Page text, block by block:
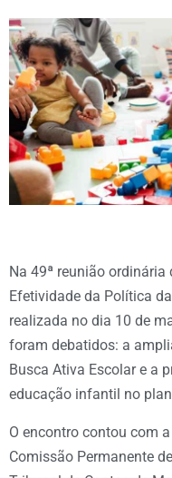
Na 49ª reunião
Efetividade da Política
realizada no dia 10 de
foram debatidos: a
Busca Ativa Escolar e a
educação infantil no
O encontro contou com
Comissão Permanente